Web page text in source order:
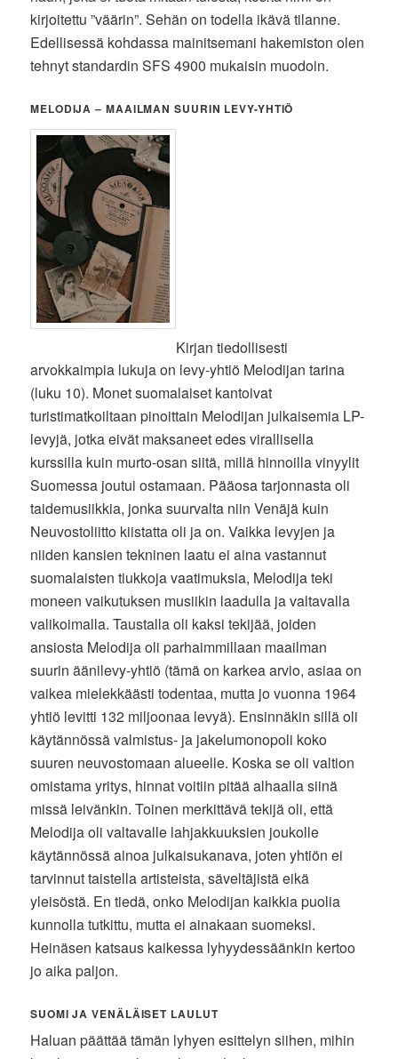
kirjoitettu ”väärin”. Sehän on todella ikävä tilanne.
Edellisessä kohdassa mainitsemani hakemiston olen
tehnyt standardin SFS 4900 mukaisin muodoin.
MELODIJA – MAAILMAN SUURIN LEVY-YHTIÖ
Kirjan tiedollisesti
arvokkaimpia lukuja on levy-yhtiö Melodijan tarina
(luku 10). Monet suomalaiset kantoivat
turistimatkoiltaan pinoittain Melodijan julkaisemia LP-
levyjä, jotka eivät maksaneet edes virallisella
kurssilla kuin murto-osan siitä, millä hinnoilla vinyylit
Suomessa joutui ostamaan. Pääosa tarjonnasta oli
taidemusiikkia, jonka suurvalta niin Venäjä kuin
Neuvostoliitto kiistatta oli ja on. Vaikka levyjen ja
niiden kansien tekninen laatu ei aina vastannut
suomalaisten tiukkoja vaatimuksia, Melodija teki
moneen vaikutuksen musiikin laadulla ja valtavalla
valikoimalla. Taustalla oli kaksi tekijää, joiden
ansiosta Melodija oli parhaimmillaan maailman
suurin äänilevy-yhtiö (tämä on karkea arvio, asiaa on
vaikea mielekkäästi todentaa, mutta jo vuonna 1964
yhtiö levitti 132 miljoonaa levyä). Ensinnäkin sillä oli
käytännössä valmistus- ja jakelumonopoli koko
suuren neuvostomaan alueelle. Koska se oli valtion
omistama yritys, hinnat voitiin pitää alhaalla siinä
missä leivänkin. Toinen merkittävä tekijä oli, että
Melodija oli valtavalle lahjakkuuksien joukolle
käytännössä ainoa julkaisukanava, joten yhtiön ei
tarvinnut taistella artisteista, säveltäjistä eikä
yleisöstä. En tiedä, onko Melodijan kaikkia puolia
kunnolla tutkittu, mutta ei ainakaan suomeksi.
Heinäsen katsaus kaikessa lyhyydessäänkin kertoo
jo aika paljon.
SUOMI JA VENÄLÄISET LAULUT
Haluan päättää tämän lyhyen esittelyn siihen, mihin